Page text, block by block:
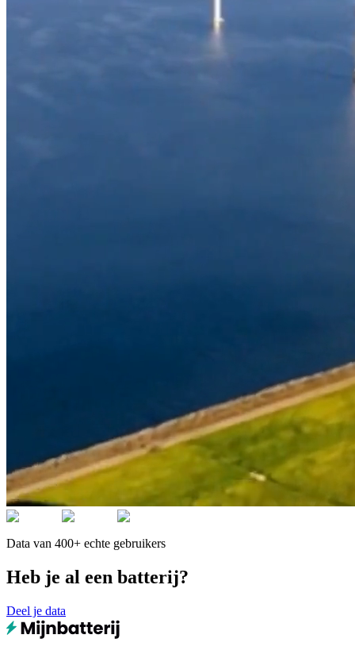
Data van 400+ echte gebruikers
Heb je al een batterij?
Deel je data